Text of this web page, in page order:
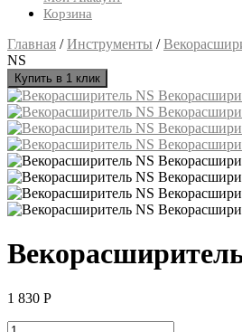
Корзина
Close
Button
Главная /Инструменты /
NS
Купить в 1 клик
1 830 Р
Количество